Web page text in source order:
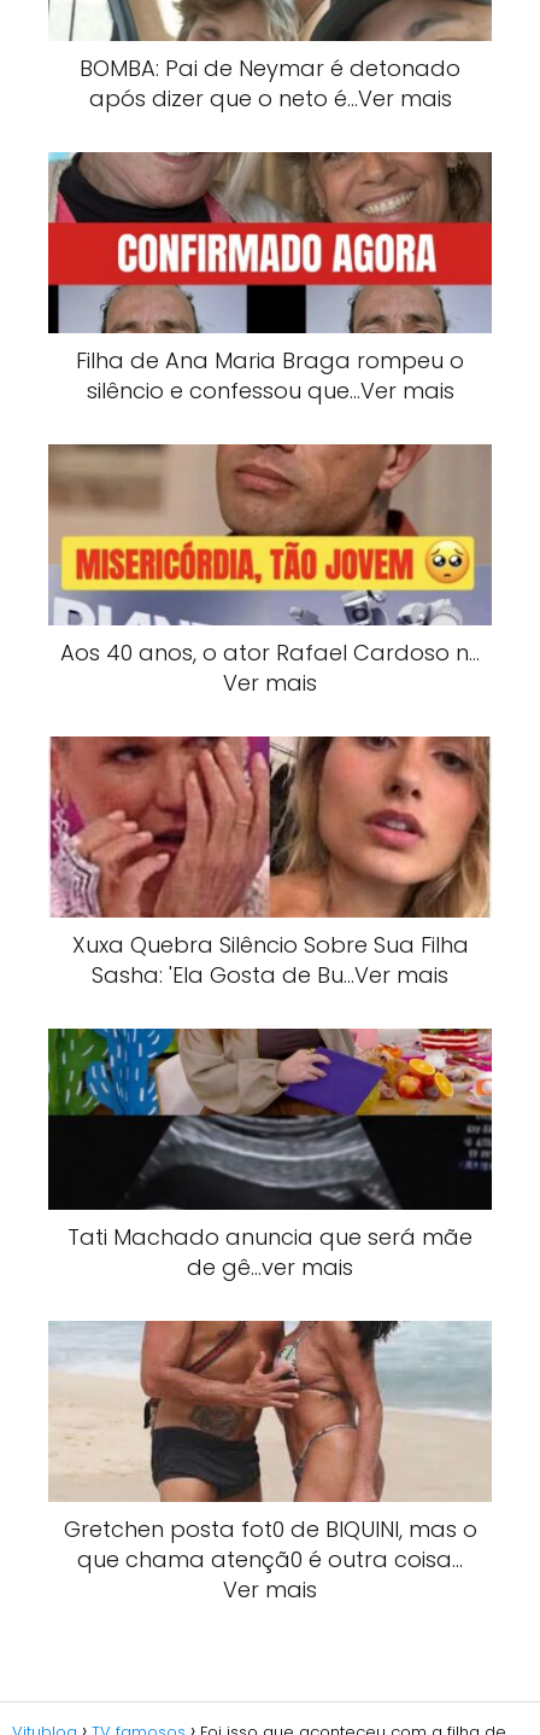
BOMBA: Pai de Neymar é detonado
após dizer que o neto é…Ver mais
Filha de Ana Maria Braga rompeu o
silêncio e confessou que…Ver mais
Aos 40 anos, o ator Rafael Cardoso n…
Ver mais
Xuxa Quebra Silêncio Sobre Sua Filha
Sasha: 'Ela Gosta de Bu…Ver mais
Tati Machado anuncia que será mãe
de gê…ver mais
Gretchen posta fot0 de BlQUlNI, mas o
que chama atençã0 é outra coisa…
Ver mais